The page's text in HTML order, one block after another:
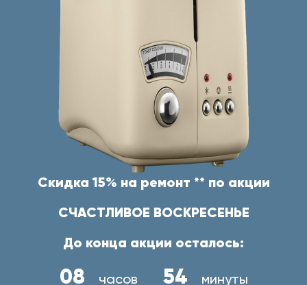
Скидка 15% на ремонт ** по акции
СЧАСТЛИВОЕ ВОСКРЕСЕНЬЕ
До конца акции осталось:
08 часов 54 минуты